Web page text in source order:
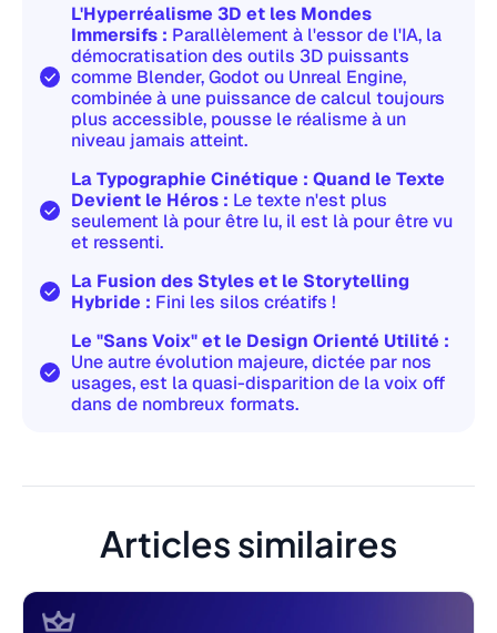
L'Hyperréalisme 3D et les Mondes
Immersifs : Parallèlement à l'essor de l'IA, la
démocratisation des outils 3D puissants
comme Blender, Godot ou Unreal Engine,
combinée à une puissance de calcul toujours
plus accessible, pousse le réalisme à un
niveau jamais atteint.
La Typographie Cinétique : Quand le Texte
Devient le Héros : Le texte n'est plus
seulement là pour être lu, il est là pour être vu
et ressenti.
La Fusion des Styles et le Storytelling
Hybride : Fini les silos créatifs !
Le "Sans Voix" et le Design Orienté Utilité :
Une autre évolution majeure, dictée par nos
usages, est la quasi-disparition de la voix off
dans de nombreux formats.
Articles similaires